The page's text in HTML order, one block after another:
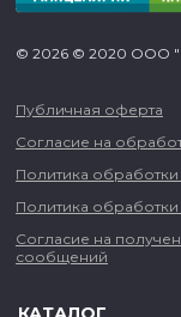
© 2026 © 2020 ООО
Публичная оферта
Согласие на
Политика
Политика обработки
Согласие на
сообщений